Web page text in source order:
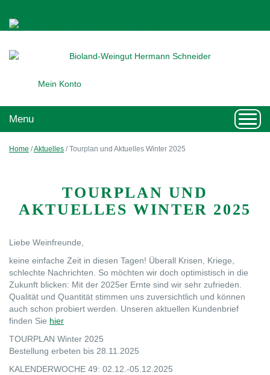
Mein Konto
Menu
Home /Aktuelles /Tourplan und Aktuelles Winter 2025
TOURPLAN UND
AKTUELLES WINTER 2025
Liebe Weinfreunde,
keine einfache Zeit in diesen Tagen! Überall Krisen, Kriege,
schlechte Nachrichten. So möchten wir doch optimistisch in die
Zukunft blicken: Mit der 2025er Ernte sind wir sehr zufrieden.
Qualität und Quantität stimmen uns zuversichtlich und können
auch schon probiert werden. Unseren aktuellen Kundenbrief
finden Sie hier
TOURPLAN Winter 2025
Bestellung erbeten bis 28.11.2025
KALENDERWOCHE 49: 02.12.-05.12.2025